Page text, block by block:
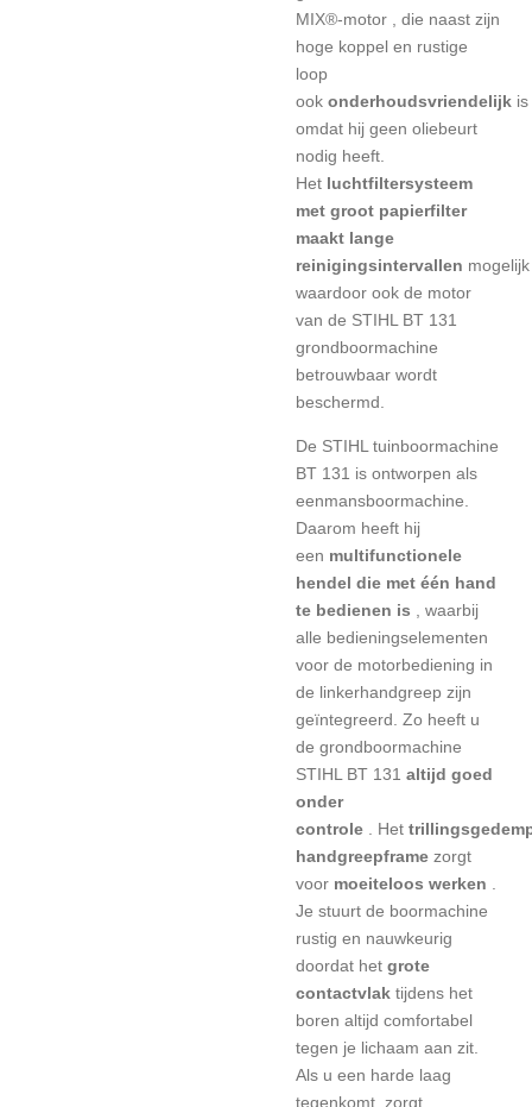
MIX®-motor
, die naast zijn
hoge koppel en rustige
loop
ook onderhoudsvriendelijk is
omdat hij geen oliebeurt
nodig heeft.
Het luchtfiltersysteem
met groot papierfilter
maakt lange
reinigingsintervallen mogelijk
waardoor ook de motor
van de STIHL BT 131
grondboormachine
betrouwbaar wordt
beschermd.
De STIHL tuinboormachine
BT 131 is ontworpen als
eenmansboormachine.
Daarom heeft hij
een multifunctionele
hendel die met één hand
te bedienen is
, waarbij
alle bedieningselementen
voor de motorbediening in
de linkerhandgreep zijn
geïntegreerd. Zo heeft u
de grondboormachine
STIHL BT 131 altijd goed
onder
controle
Het
handgreepframe zorgt
voor moeiteloos werken
Je stuurt de boormachine
rustig en nauwkeurig
doordat het grote
contactvlak tijdens het
boren altijd comfortabel
tegen je lichaam aan zit.
Als u een harde laag
tegenkomt, zorgt